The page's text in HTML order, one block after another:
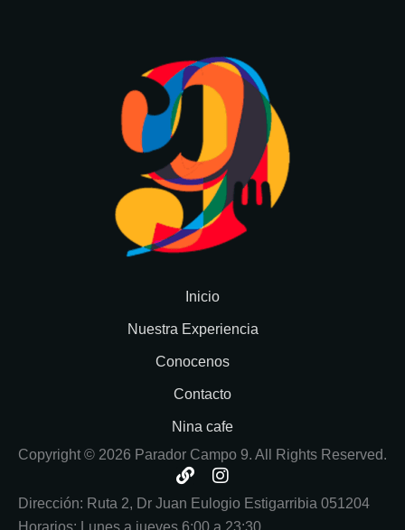
Inicio
Nuestra Experiencia
Conocenos
Contacto
Nina cafe
Copyright © 2026 Parador Campo 9. All Rights Reserved.
L
n
I
s
Dirección: Ruta 2, Dr Juan Eulogio Estigarribia 051204
Horarios: Lunes a jueves 6:00 a 23:30